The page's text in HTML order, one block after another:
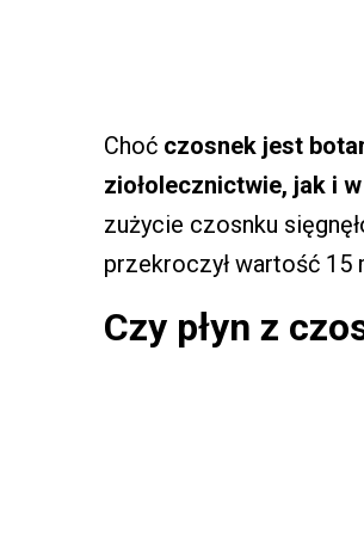
Choć czosnek jest
ziołolecznictwie, jak i
zużycie czosnku
przekroczył wartość 15
Czy płyn z